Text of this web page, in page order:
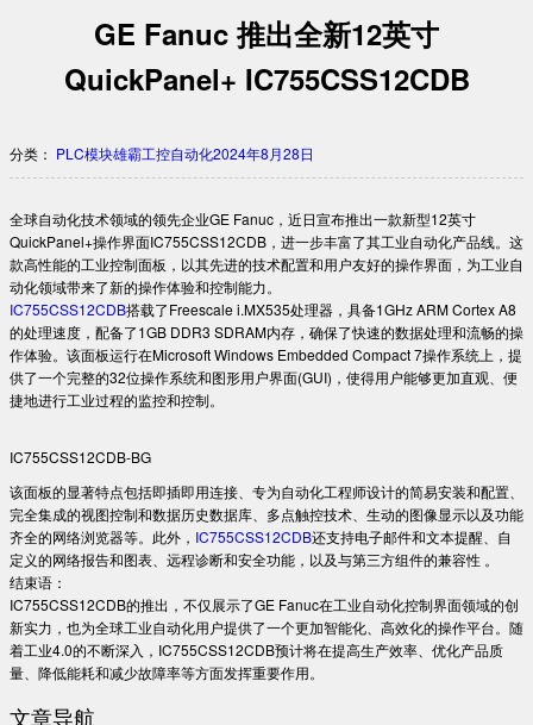
GE Fanuc 推出全新12英寸
QuickPanel+ IC755CSS12CDB
分类： PLC模块雄霸工控自动化2024年8月28日
全球自动化技术领域的领先企业GE Fanuc，近日宣布推出一款新型12英寸
QuickPanel+操作界面IC755CSS12CDB，进一步丰富了其工业自动化产品线。这
款高性能的工业控制面板，以其先进的技术配置和用户友好的操作界面，为工业自
动化领域带来了新的操作体验和控制能力。
IC755CSS12CDB搭载了Freescale i.MX535处理器，具备1GHz ARM Cortex A8
的处理速度，配备了1GB DDR3 SDRAM内存，确保了快速的数据处理和流畅的操
作体验。该面板运行在Microsoft Windows Embedded Compact 7操作系统上，提
供了一个完整的32位操作系统和图形用户界面(GUI)，使得用户能够更加直观、便
捷地进行工业过程的监控和控制。
IC755CSS12CDB-BG
该面板的显著特点包括即插即用连接、专为自动化工程师设计的简易安装和配置、
完全集成的视图控制和数据历史数据库、多点触控技术、生动的图像显示以及功能
齐全的网络浏览器等。此外， IC755CSS12CDB还支持电子邮件和文本提醒、自
定义的网络报告和图表、远程诊断和安全功能，以及与第三方组件的兼容性 。
结束语：
IC755CSS12CDB的推出，不仅展示了GE Fanuc在工业自动化控制界面领域的创
新实力，也为全球工业自动化用户提供了一个更加智能化、高效化的操作平台。随
着工业4.0的不断深入，IC755CSS12CDB预计将在提高生产效率、优化产品质
量、降低能耗和减少故障率等方面发挥重要作用。
文章导航